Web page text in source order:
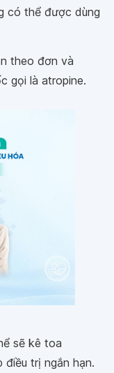
có thể được dùng
theo đơn và
gọi là atropine.
sẽ kê toa
trị ngắn hạn.